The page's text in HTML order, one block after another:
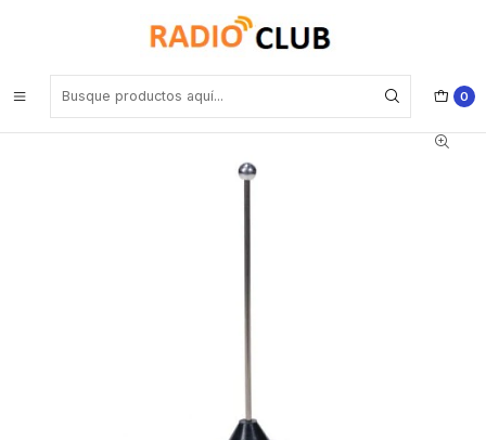
0
Motorola HAF4025 Antena 806–941 MHz, 1/4 onda con montaje
perforado para DGM 4100+/6100+/8000/8000e/8500/8500e